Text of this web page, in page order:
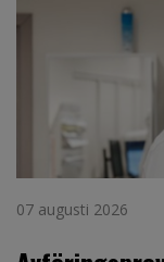
07 augusti 2026